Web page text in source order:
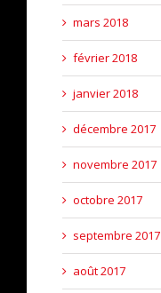
mars 2018
février 2018
janvier 2018
décembre 2017
novembre 2017
octobre 2017
septembre 2017
août 2017